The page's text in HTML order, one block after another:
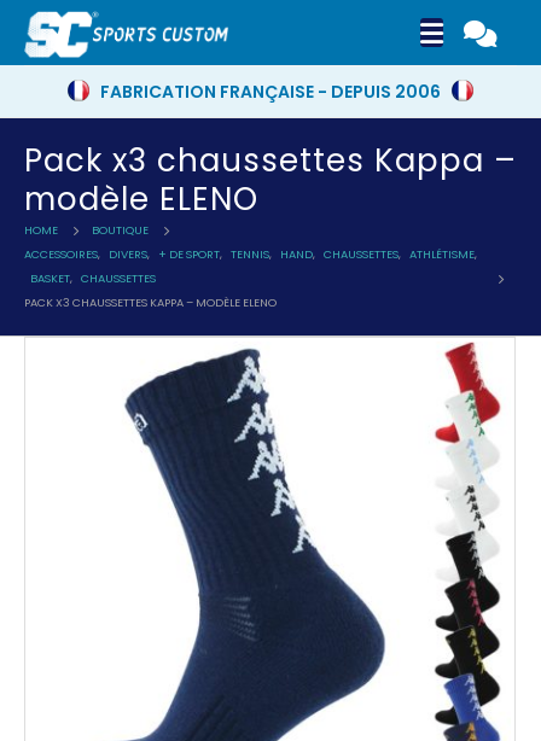
FABRICATION FRANÇAISE - DEPUIS 2006
Pack x3 chaussettes Kappa –
modèle ELENO
HOME
BOUTIQUE
ACCESSOIRES, DIVERS, + DE SPORT, TENNIS, HAND, CHAUSSETTES, ATHLÉTISME,
BASKET, CHAUSSETTES
PACK X3 CHAUSSETTES KAPPA – MODÈLE ELENO